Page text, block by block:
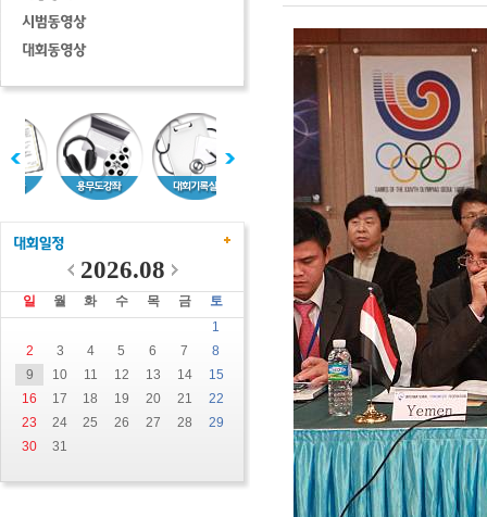
2026.08
일 월 화 수 목 금
토
1
2
3 4 5 6 7
8
9
10 11 12 13 14
15
16
17 18 19 20 21
22
23
24 25 26 27 28
29
30
31